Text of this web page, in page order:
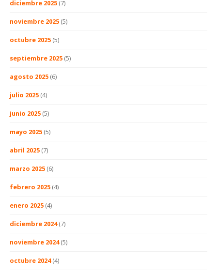
diciembre 2025 (7)
noviembre 2025 (5)
octubre 2025 (5)
septiembre 2025 (5)
agosto 2025 (6)
julio 2025 (4)
junio 2025 (5)
mayo 2025 (5)
abril 2025 (7)
marzo 2025 (6)
febrero 2025 (4)
enero 2025 (4)
diciembre 2024(7)
noviembre 2024(5)
octubre 2024(4)